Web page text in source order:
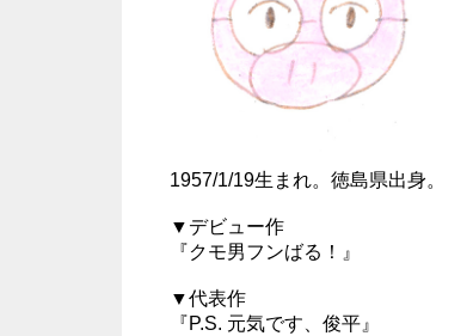
1957/1/19生まれ。徳島県出身。
▼デビュー作
『クモ男フンばる！』
▼代表作
『P.S. 元気です、俊平』